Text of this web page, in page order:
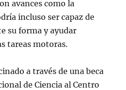
avances como la
incluso ser capaz de
su forma y ayudar
tareas motoras.
a través de una beca
de Ciencia al Centro